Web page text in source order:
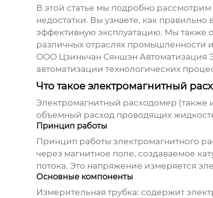
В этой статье мы подробно рассмотрим
недостатки. Вы узнаете, как правильно
эффективную эксплуатацию. Мы также
различных отраслях промышленности
ООО Цзиньчан Сяншэн Автоматизация
автоматизации технологических
Что такое электромагнитный
Электромагнитный расходомер (также
объемный расход проводящих
Принцип работы
Принцип работы электромагнитного
через магнитное поле, создаваемое
потока. Это напряжение измеряется
Основные компоненты
Измерительная трубка: содержит